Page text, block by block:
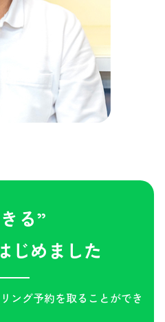
る”
じめました
ング予約を取ることができ